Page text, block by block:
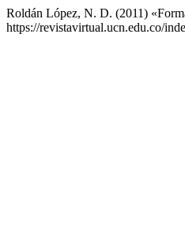
Roldán López, N. D. (2011)
https://revistavirtual.ucn.edu.co/